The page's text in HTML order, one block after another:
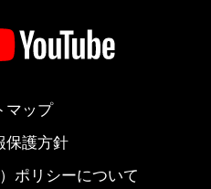
マップ
保護方針
ポリシーについて